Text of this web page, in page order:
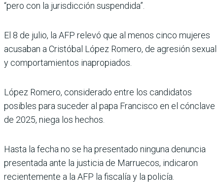
“pero con la jurisdicción suspendida”.
El 8 de julio, la AFP relevó que al menos cinco mujeres
acusaban a Cristóbal López Romero, de agresión sexual
y comportamientos inapropiados.
López Romero, considerado entre los candidatos
posibles para suceder al papa Francisco en el cónclave
de 2025, niega los hechos.
Hasta la fecha no se ha presentado ninguna denuncia
presentada ante la justicia de Marruecos, indicaron
recientemente a la AFP la fiscalía y la policía.